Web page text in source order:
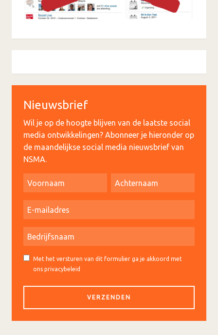
Nieuwsbrief
Wil je op de hoogte blijven van de laatste social
media ontwikkelingen? Abonneer je hieronder op
de maandelijkse social media nieuwsbrief van
NSMA.
Met het versturen van dit formulier ga je akkoord met
ons privacybeleid